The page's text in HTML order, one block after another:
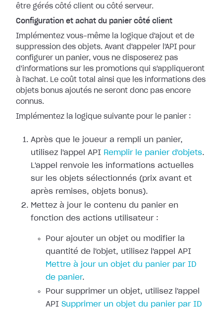
être gérés côté client ou côté serveur.
Configuration et achat du panier côté client
Implémentez vous-même la logique d'ajout et de
suppression des objets. Avant d'appeler l'API pour
configurer un panier, vous ne disposerez pas
d'informations sur les promotions qui s'appliqueront
à l'achat. Le coût total ainsi que les informations des
objets bonus ajoutés ne seront donc pas encore
connus.
Implémentez la logique suivante pour le panier :
Après que le joueur a rempli un panier,
utilisez l'appel API Remplir le panier d'objets.
L'appel renvoie les informations actuelles
sur les objets sélectionnés (prix avant et
après remises, objets bonus).
Mettez à jour le contenu du panier en
fonction des actions utilisateur :
Pour ajouter un objet ou modifier la
quantité de l'objet, utilisez l'appel API
Mettre à jour un objet du panier par ID
de panier.
Pour supprimer un objet, utilisez l'appel
API Supprimer un objet du panier par ID